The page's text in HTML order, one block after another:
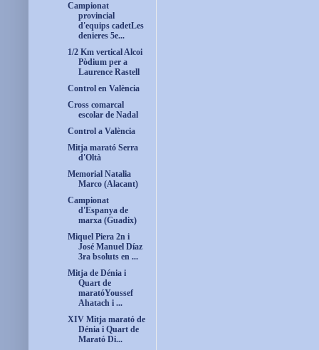
Campionat
provincial
d'equips cadetLes
denieres 5e...
1/2 Km vertical Alcoi
Pòdium per a
Laurence Rastell
Control en València
Cross comarcal
escolar de Nadal
Control a València
Mitja marató Serra
d'Oltà
Memorial Natalia
Marco (Alacant)
Campionat
d'Espanya de
marxa (Guadix)
Miquel Piera 2n i
José Manuel Díaz
3ra bsoluts en ...
Mitja de Dénia i
Quart de
maratóYoussef
Ahatach i ...
XIV Mitja marató de
Dénia i Quart de
Marató Di...